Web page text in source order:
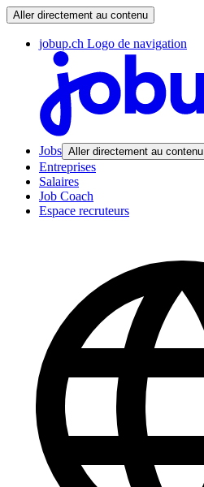
Aller directement au contenu
jobup.ch Logo de navigation
Jobs Aller directement au contenu
Entreprises
Salaires
Job Coach
Espace recruteurs